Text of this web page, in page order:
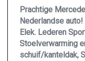
Luxe lederen
Prachtige
Nederlandse
Elek. Lederen
Stoelverwarming
schuif/kanteldak,